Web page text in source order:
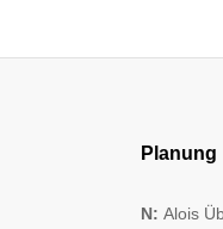
Planung
N: Alois